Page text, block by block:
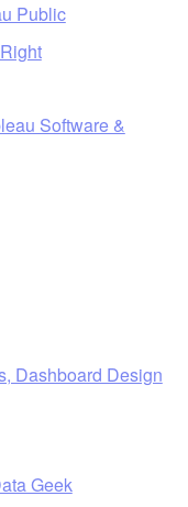
Public
Software &
Dashboard Design
Geek